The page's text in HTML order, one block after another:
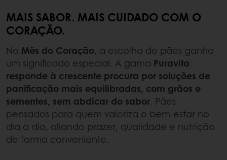
MAIS SABOR. MAIS CUIDADO COM O
CORAÇÃO.
No Mês do Coração, a escolha de pães ganha
um significado especial. A gama Puravita
responde à crescente procura por soluções de
panificação mais equilibradas, com grãos e
sementes, sem abdicar do sabor. Pães
pensados para quem valoriza o bem-estar no
dia a dia, aliando prazer, qualidade e nutrição
de forma conveniente.